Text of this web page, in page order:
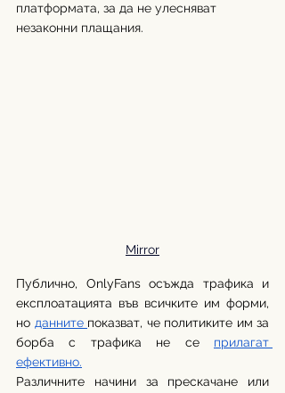
платформата, за да не улесняват
незаконни плащания.
Mirror
Публично, OnlyFans осъжда трафика и
експлоатацията във всичките им форми,
но данните показват, че политиките им за
борба с трафика не се прилагат
ефективно.
Различните начини за прескачане или